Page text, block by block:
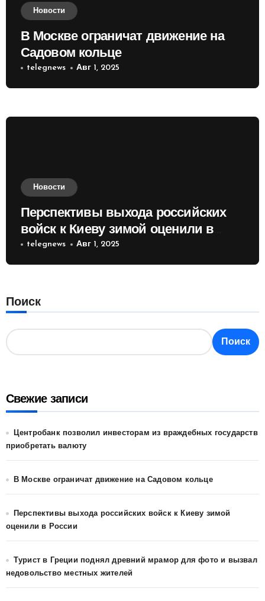
Новости
В Москве ограничат движение на
Садовом кольце
telegnews Авг 1, 2025
Новости
Перспективы выхода российских
войск к Киеву зимой оценили в
России
telegnews Авг 1, 2025
Поиск
Поиск
Свежие записи
Центробанк позволил инвесторам из враждебных государств
приобретать валюту
В Москве ограничат движение на Садовом кольце
Перспективы выхода российских войск к Киеву зимой
оценили в России
Турист в Греции поднял древний мрамор для фото и вызвал
недовольство местных жителей